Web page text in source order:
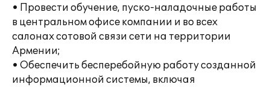
• Провести обучение, пуско-наладочные работы
в центральном офисе компании и во всех
салонах сотовой связи сети на территории
Армении;
• Обеспечить бесперебойную работу созданной
информационной системы, включая